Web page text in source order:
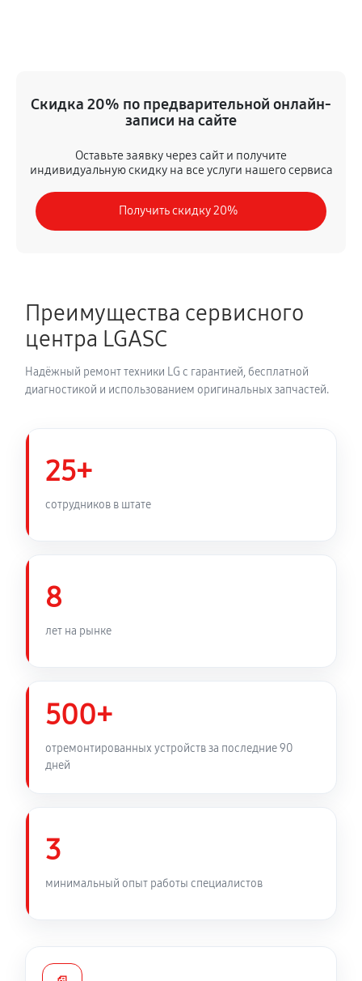
Замена мотор-компрессора
60 минут
Ремонт испарителя холодильника LG GA-B429SQCZ
590 руб 60 минут
Устранение засора трубопровода
720 руб
Ремонт датчика морозильного отделения
Прочистка дренажной системы
Замена ТЭН холодильника LG GA-B429SQCZ
450 руб
Замена электросхемы холодильника LG GA-
B429SQCZ
Скидка 20% по предварительной онлайн-
записи на сайте
Оставьте заявку через сайт и получите
индивидуальную скидку на все услуги нашего сервиса
Получить скидку 20%
Преимущества сервисного
центра LGASC
Надёжный ремонт техники LG с гарантией, бесплатной
диагностикой и использованием оригинальных запчастей.
25+
сотрудников в штате
8
лет на рынке
500+
отремонтированных устройств за последние 90
дней
3
минимальный опыт работы специалистов